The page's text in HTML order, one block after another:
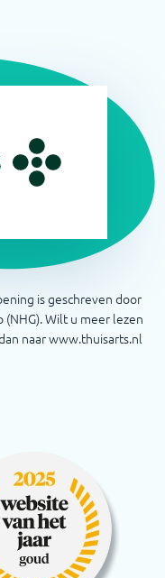
is geschreven door
Wilt u meer lezen
naar www.thuisarts.nl